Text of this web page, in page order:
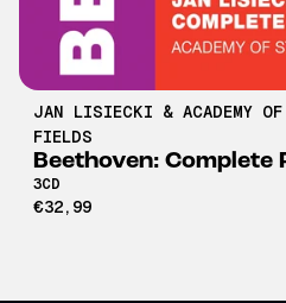
JAN LISIECKI & ACADEMY
FIELDS
Beethoven: Complete
3CD
€32,99